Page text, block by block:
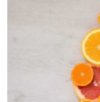
fosztóképző és
molekula hiánya
skorbuthoz
azonosítója E300.
2-dezoxi-2-keto-
alakjának